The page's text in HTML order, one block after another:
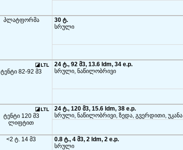
პლატფორმა
30 ტ.
სრული
ტენტი 82-92 მ3
24 ტ., 92 მ3, 13.6 ldm, 34 e.p.
სრული, ნაწილობრივი
ტენტი 120 მ3
ლიფტით
24 ტ., 120 მ3, 15.6 ldm, 38 e.p.
სრული, ნაწილობრივი, ზედა, გვერდითი, უკანა
<2 ტ. 14 მ3
0.8 ტ., 4 მ3, 2 ldm, 2 e.p.
სრული